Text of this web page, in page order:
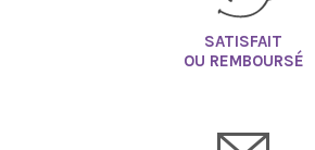
SATISFAIT
OU REMBOURSÉ